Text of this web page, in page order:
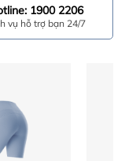
1900 2206
vụ hỗ trợ bạn 24/7